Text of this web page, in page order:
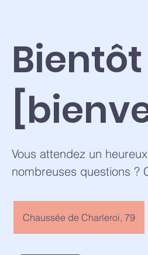
Vous attendez un
nombreuses questions ?
Chaussée de Charleroi, 79